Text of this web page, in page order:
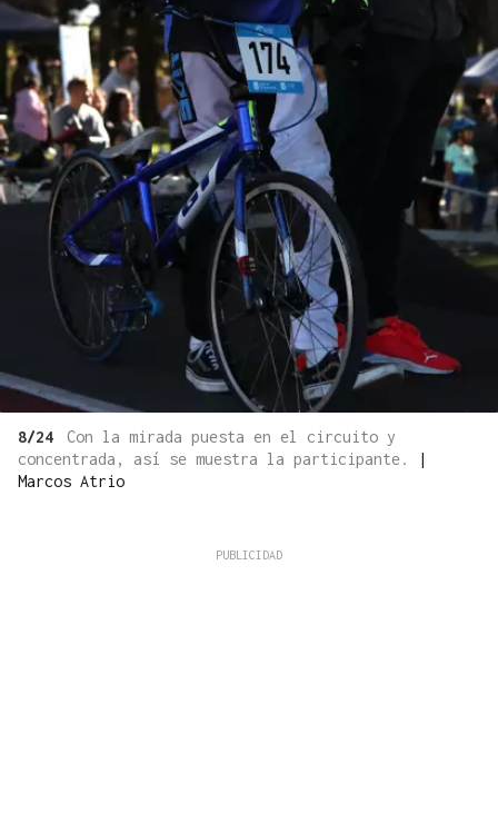
8/24
Con la mirada puesta en el circuito y
concentrada, así se muestra la participante.
|
Marcos Atrio